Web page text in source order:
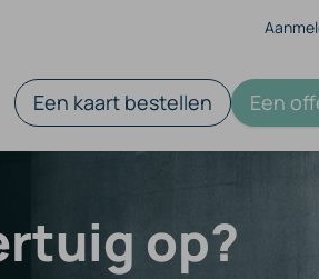
Een kaart bestellen Een
op?